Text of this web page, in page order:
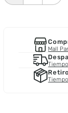
Mall